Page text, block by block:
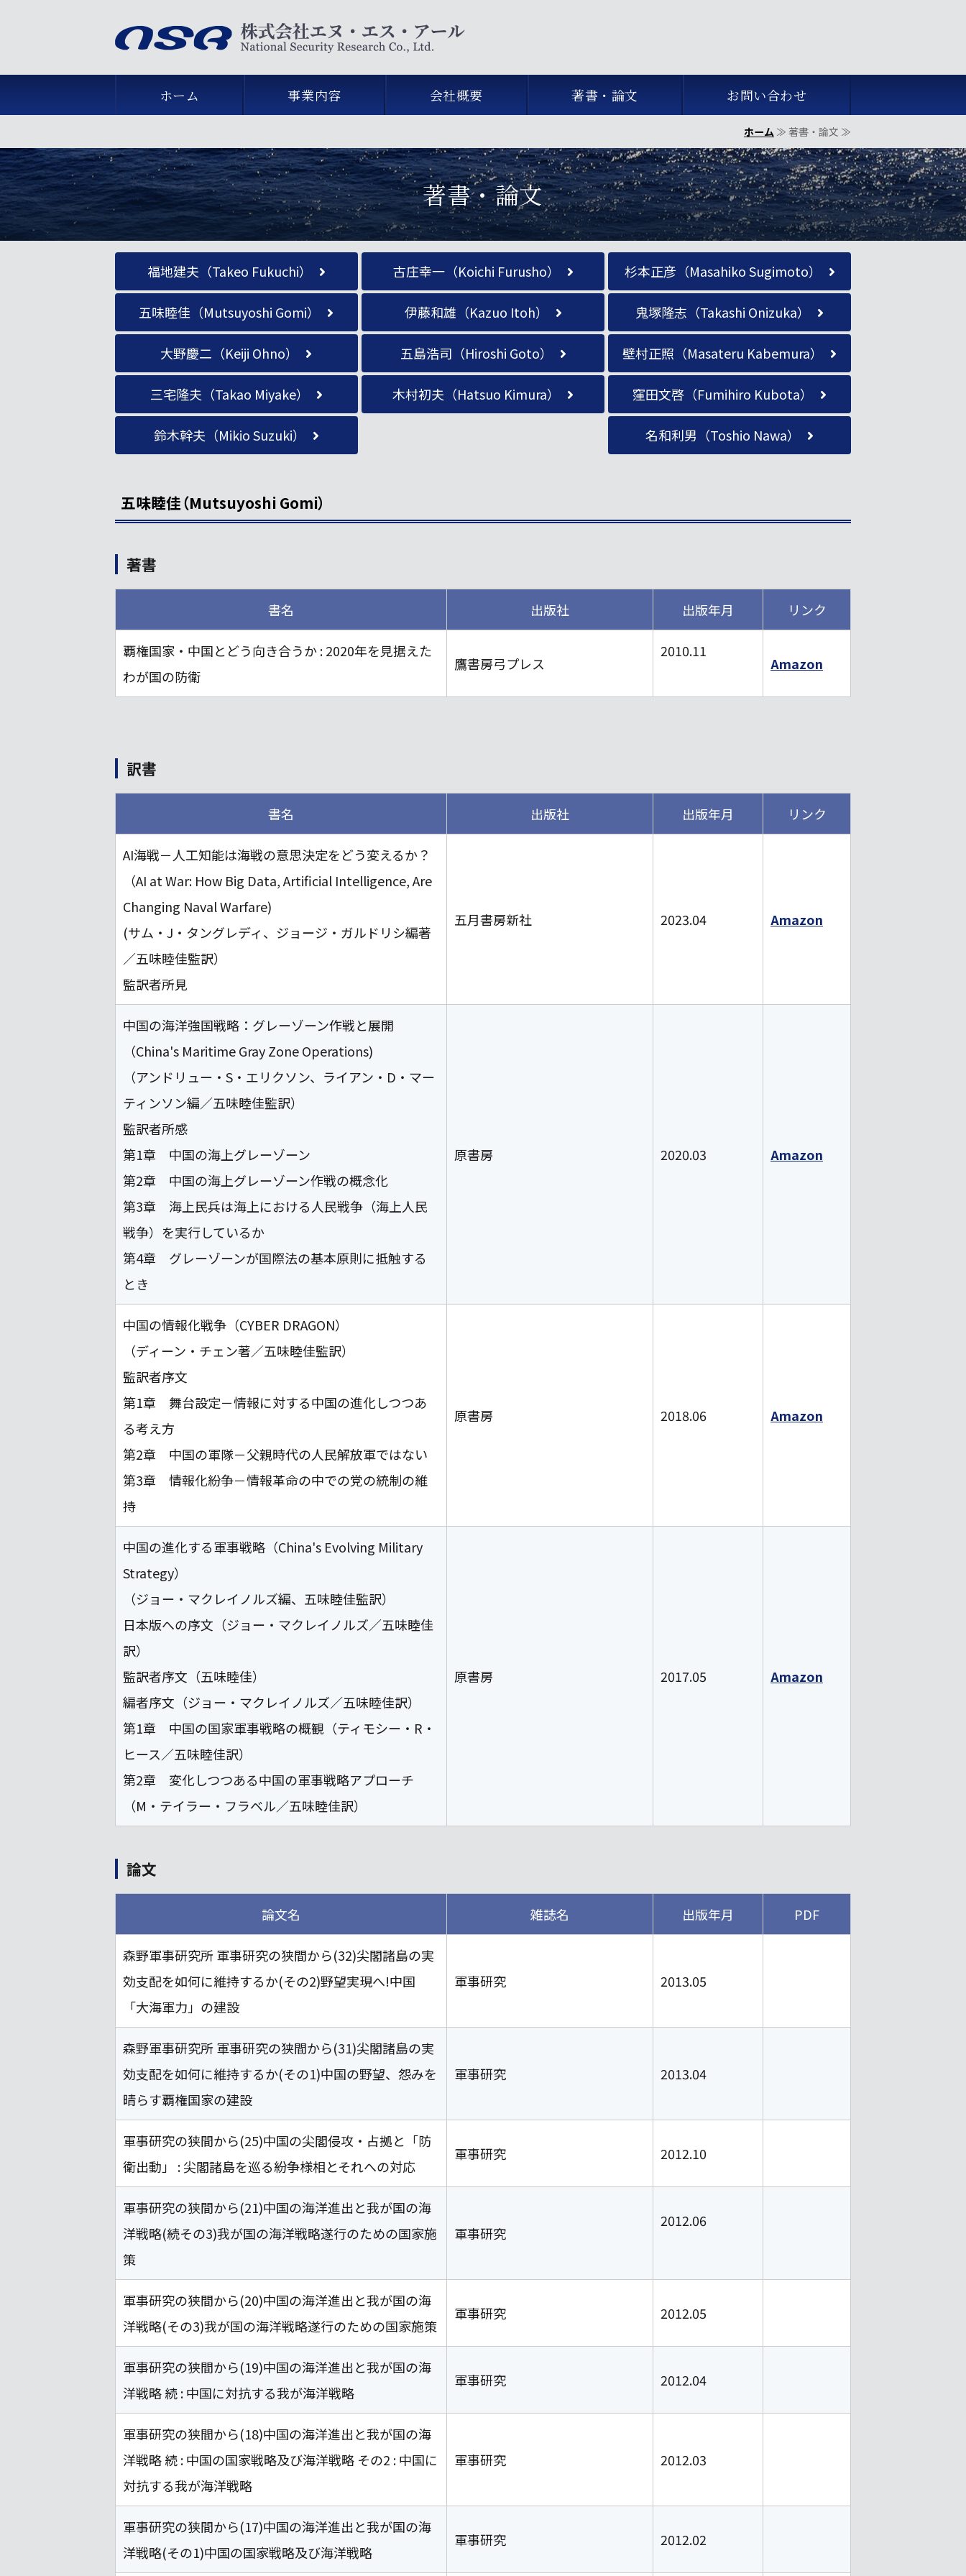
ホーム 事業内容 会社概要 著書・論文 お問い合わせ
ホーム ≫ 著書・論文 ≫
著書・論文
福地建夫（Takeo Fukuchi） 古庄幸一（Koichi Furusho） 杉本正彦（Masahiko Sugimoto）
五味睦佳（Mutsuyoshi Gomi） 伊藤和雄（Kazuo Itoh） 鬼塚隆志（Takashi Onizuka）
大野慶二（Keiji Ohno） 五島浩司（Hiroshi Goto） 壁村正照（Masateru Kabemura）
三宅隆夫（Takao Miyake） 木村初夫（Hatsuo Kimura） 窪田文啓（Fumihiro Kubota）
鈴木幹夫（Mikio Suzuki） 名和利男（Toshio Nawa）
五味睦佳（Mutsuyoshi Gomi）
著書
書名 出版社 出版年月 リンク
覇権国家・中国とどう向き合うか : 2020年を見据えた
わが国の防衛
鷹書房弓プレス
2010.11
Amazon
訳書
書名 出版社 出版年月 リンク
AI海戦－人工知能は海戦の意思決定をどう変えるか？
（AI at War: How Big Data, Artificial Intelligence, Are
Changing Naval Warfare)
(サム・J・タングレディ、ジョージ・ガルドリシ編著
／五味睦佳監訳）
監訳者所見
五月書房新社 2023.04 Amazon
中国の海洋強国戦略：グレーゾーン作戦と展開
（China's Maritime Gray Zone Operations)
（アンドリュー・S・エリクソン、ライアン・D・マー
ティンソン編／五味睦佳監訳）
監訳者所感
第1章 中国の海上グレーゾーン
第2章 中国の海上グレーゾーン作戦の概念化
第3章 海上民兵は海上における人民戦争（海上人民
戦争）を実行しているか
第4章 グレーゾーンが国際法の基本原則に抵触する
とき
原書房 2020.03 Amazon
中国の情報化戦争（CYBER DRAGON）
（ディーン・チェン著／五味睦佳監訳）
監訳者序文
第1章 舞台設定－情報に対する中国の進化しつつあ
る考え方
第2章 中国の軍隊－父親時代の人民解放軍ではない
第3章 情報化紛争－情報革命の中での党の統制の維
持
原書房 2018.06 Amazon
中国の進化する軍事戦略（China's Evolving Military
Strategy）
（ジョー・マクレイノルズ編、五味睦佳監訳）
日本版への序文（ジョー・マクレイノルズ／五味睦佳
訳）
監訳者序文（五味睦佳）
編者序文（ジョー・マクレイノルズ／五味睦佳訳）
第1章 中国の国家軍事戦略の概観（ティモシー・R・
ヒース／五味睦佳訳）
第2章 変化しつつある中国の軍事戦略アプローチ
（M・テイラー・フラベル／五味睦佳訳）
原書房 2017.05 Amazon
論文
論文名 雑誌名 出版年月 PDF
森野軍事研究所 軍事研究の狭間から(32)尖閣諸島の実
効支配を如何に維持するか(その2)野望実現へ!中国
「大海軍力」の建設
軍事研究 2013.05
森野軍事研究所 軍事研究の狭間から(31)尖閣諸島の実
効支配を如何に維持するか(その1)中国の野望、怨みを
晴らす覇権国家の建設
軍事研究 2013.04
軍事研究の狭間から(25)中国の尖閣侵攻・占拠と「防
衛出動」 : 尖閣諸島を巡る紛争様相とそれへの対応
軍事研究 2012.10
軍事研究の狭間から(21)中国の海洋進出と我が国の海
洋戦略(続その3)我が国の海洋戦略遂行のための国家施
策
軍事研究
2012.06
軍事研究の狭間から(20)中国の海洋進出と我が国の海
洋戦略(その3)我が国の海洋戦略遂行のための国家施策
軍事研究 2012.05
軍事研究の狭間から(19)中国の海洋進出と我が国の海
洋戦略 続 : 中国に対抗する我が海洋戦略
軍事研究 2012.04
軍事研究の狭間から(18)中国の海洋進出と我が国の海
洋戦略 続 : 中国の国家戦略及び海洋戦略 その2 : 中国に
対抗する我が海洋戦略
軍事研究 2012.03
軍事研究の狭間から(17)中国の海洋進出と我が国の海
洋戦略(その1)中国の国家戦略及び海洋戦略
軍事研究 2012.02